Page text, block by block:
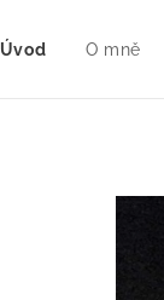
Úvod O mně